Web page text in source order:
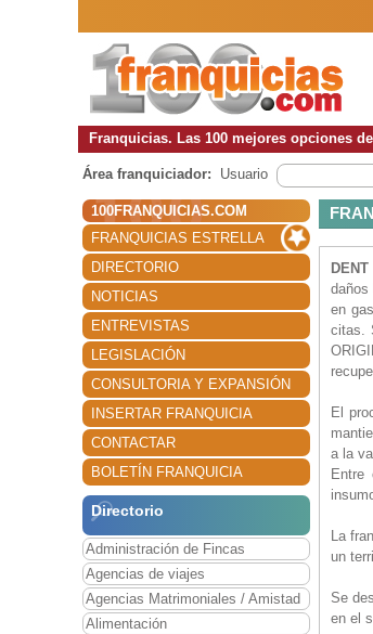
Franquicias. Las 100 mejores opciones
Área franquiciador: Usuario
100FRANQUICIAS.COM
FRANQUICIAS ESTRELLA
DIRECTORIO
NOTICIAS
ENTREVISTAS
LEGISLACIÓN
CONSULTORIA Y EXPANSIÓN
INSERTAR FRANQUICIA
CONTACTAR
BOLETÍN FRANQUICIA
Directorio
Administración de Fincas
Agencias de viajes
Agencias Matrimoniales / Amistad
Alimentación
daños
en
citas.
El
a la
Entre
La
un
Se
en el